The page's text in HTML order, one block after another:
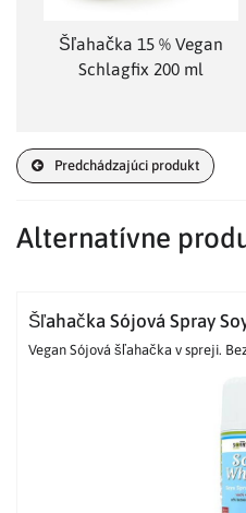
Šľahačka 15 % Vegan
Schlagfix 200 ml
Predchádzajúci produkt
Alternatívne
Šľahačka Sójová Spray
Vegan Sójová šľahačka v spreji.